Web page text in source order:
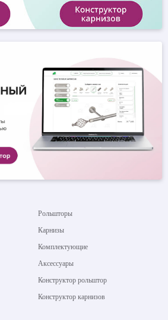
Рольшторы
Карнизы
Комплектующие
Аксессуары
Конструктор рольштор
Конструктор карнизов